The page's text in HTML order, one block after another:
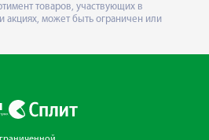
товаров, участвующих в
акциях, может быть ограничен или